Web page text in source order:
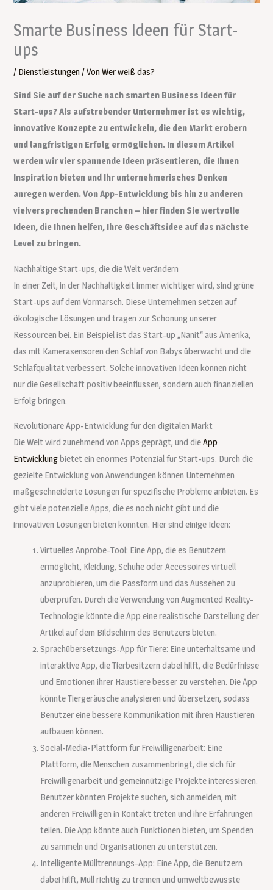
Smarte Business Ideen für Start-
ups
/ Dienstleistungen/ VonWer weiß das?
Sind Sie auf der Suche nach smarten Business Ideen für
Start-ups? Als aufstrebender Unternehmer ist es wichtig,
innovative Konzepte zu entwickeln, die den Markt erobern
und langfristigen Erfolg ermöglichen. In diesem Artikel
werden wir vier spannende Ideen präsentieren, die Ihnen
Inspiration bieten und Ihr unternehmerisches Denken
anregen werden. Von App-Entwicklung bis hin zu anderen
vielversprechenden Branchen – hier finden Sie wertvolle
Ideen, die Ihnen helfen, Ihre Geschäftsidee auf das nächste
Level zu bringen.
Nachhaltige Start-ups, die die Welt verändern
In einer Zeit, in der Nachhaltigkeit immer wichtiger wird, sind grüne
Start-ups auf dem Vormarsch. Diese Unternehmen setzen auf
ökologische Lösungen und tragen zur Schonung unserer
Ressourcen bei. Ein Beispiel ist das Start-up „Nanit“ aus Amerika,
das mit Kamerasensoren den Schlaf von Babys überwacht und die
Schlafqualität verbessert. Solche innovativen Ideen können nicht
nur die Gesellschaft positiv beeinflussen, sondern auch finanziellen
Erfolg bringen.
Revolutionäre App-Entwicklung für den digitalen Markt
Die Welt wird zunehmend von Apps geprägt, und dieApp
Entwicklungbietet ein enormes Potenzial für Start-ups. Durch die
gezielte Entwicklung von Anwendungen können Unternehmen
maßgeschneiderte Lösungen für spezifische Probleme anbieten. Es
gibt viele potenzielle Apps, die es noch nicht gibt und die
innovativen Lösungen bieten könnten. Hier sind einige Ideen:
Virtuelles Anprobe-Tool: Eine App, die es Benutzern
ermöglicht, Kleidung, Schuhe oder Accessoires virtuell
anzuprobieren, um die Passform und das Aussehen zu
überprüfen. Durch die Verwendung von Augmented Reality-
Technologie könnte die App eine realistische Darstellung der
Artikel auf dem Bildschirm des Benutzers bieten.
Sprachübersetzungs-App für Tiere: Eine unterhaltsame und
interaktive App, die Tierbesitzern dabei hilft, die Bedürfnisse
und Emotionen ihrer Haustiere besser zu verstehen. Die App
könnte Tiergeräusche analysieren und übersetzen, sodass
Benutzer eine bessere Kommunikation mit ihren Haustieren
aufbauen können.
Social-Media-Plattform für Freiwilligenarbeit: Eine
Plattform, die Menschen zusammenbringt, die sich für
Freiwilligenarbeit und gemeinnützige Projekte interessieren.
Benutzer könnten Projekte suchen, sich anmelden, mit
anderen Freiwilligen in Kontakt treten und ihre Erfahrungen
teilen. Die App könnte auch Funktionen bieten, um Spenden
zu sammeln und Organisationen zu unterstützen.
Intelligente Mülltrennungs-App: Eine App, die Benutzern
dabei hilft, Müll richtig zu trennen und umweltbewusste